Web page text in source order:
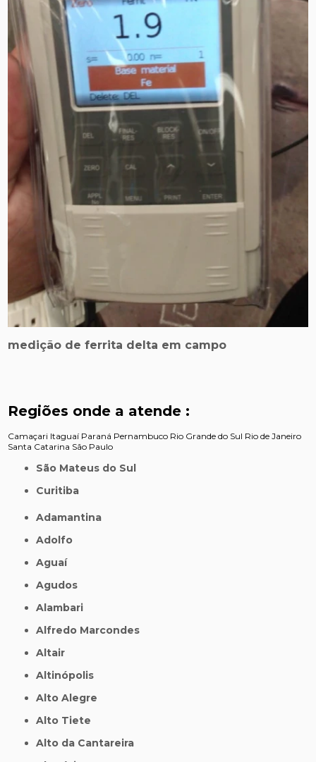
medição de ferrita delta em campo
Regiões onde a atende :
Camaçari Itaguaí Paraná Pernambuco Rio Grande do Sul Rio de Janeiro
Santa Catarina São Paulo
São Mateus do Sul
Curitiba
Adamantina
Adolfo
Aguaí
Agudos
Alambari
Alfredo Marcondes
Altair
Altinópolis
Alto Alegre
Alto Tiete
Alto da Cantareira